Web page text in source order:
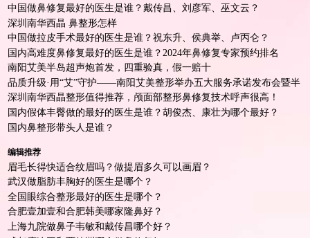
中国做鼻修复最好的医生是谁？戴传昌、刘彦军、巫文云？
深圳南华西晶 鼻整形怎样
中国做拉皮手术最好的医生是谁？祝东升、侯典举、卢丙仑？
国内高难度鼻修复最好的医生是谁？2024年鼻修复专家预约排名
南阳艾美半岛超声炮首发，四重验真，假一赔十
品质升级·用“艾”守护——南阳艾美整形举办五大服务承诺发布会暨半
岛超声炮首发仪式！
深圳南华西晶整形值得推荐，颅面部整形鼻修复技术呼声很高！
国内假体丰臀做的最好的医生是谁？胡俊杰、康壮为哪个最好？
国内鼻整形带头人是谁？
编辑推荐
眉毛长得快适合纹眉吗？做提眉多久可以画眉？
武汉做脂肪丰胸好的医生是哪个？
全国眼综合整形最好的医生是哪个？
合肥壹加壹和合肥韩美哪家隆鼻好？
上海九院做鼻子韦敏和戴传昌哪个好？